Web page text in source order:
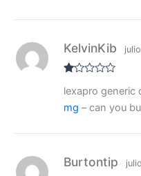
de
5
al
ad
co
de
5
KelvinKib
lexapro generic
mg – can you
Burtontip